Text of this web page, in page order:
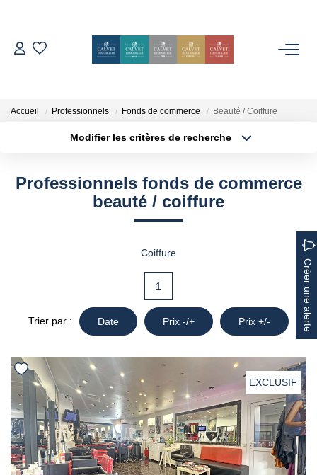
ESTIMER
Notre Équipe
Nos Actes
CONTACT
Accueil Professionnels Fonds de commerce Beauté / Coiffure
Modifier les critères de recherche
Budget max
Professionnels fonds de commerce
beauté / coiffure
Coiffure
Créer une alerte
1
Trier par : Date Prix -/+ Prix +/-
EXCLUSIF